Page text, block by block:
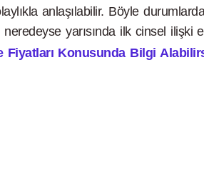
anlaşılabilir. Böyle
yarısında ilk cinsel ilişki
Fiyatları Konusunda Bilgi